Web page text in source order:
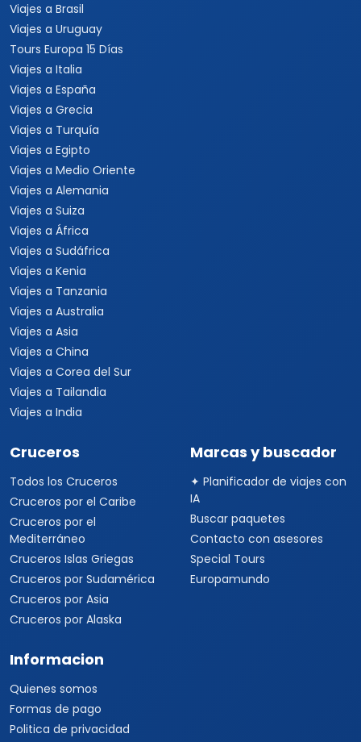
Viajes a Brasil
Viajes a Uruguay
Tours Europa 15 Días
Viajes a Italia
Viajes a España
Viajes a Grecia
Viajes a Turquía
Viajes a Egipto
Viajes a Medio Oriente
Viajes a Alemania
Viajes a Suiza
Viajes a África
Viajes a Sudáfrica
Viajes a Kenia
Viajes a Tanzania
Viajes a Australia
Viajes a Asia
Viajes a China
Viajes a Corea del Sur
Viajes a Tailandia
Viajes a India
Cruceros
Todos los Cruceros
Cruceros por el Caribe
Cruceros por el
Mediterráneo
Cruceros Islas Griegas
Cruceros por Sudamérica
Cruceros por Asia
Cruceros por Alaska
Marcas y buscador
✦ Planificador de viajes con
IA
Buscar paquetes
Contacto con asesores
Special Tours
Europamundo
Informacion
Quienes somos
Formas de pago
Politica de privacidad